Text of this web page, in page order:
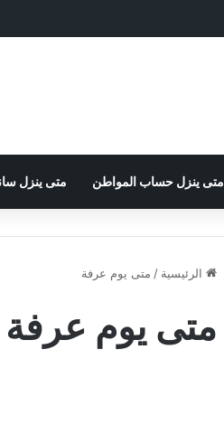
متى ينزل حساب المواطن متى ينزل
الرئيسية / متى يوم عرفة
متى يوم عرفة